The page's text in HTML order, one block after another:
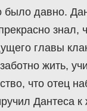
было давно.
знал,
главы
жить,
что отец
Дантеса